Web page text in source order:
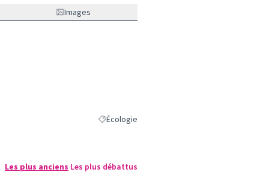
Images
Filtrer les résultats de la catégorie : Écologie
Écologie
Les plus anciens Les plus débattus